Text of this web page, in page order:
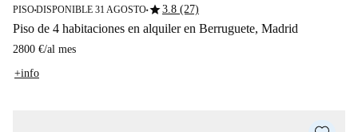
PISO■DISPONIBLE 31 AGOSTO■star3.8 (27)
Piso de 4 habitaciones en alquiler en Berruguete, Madrid
2800 €/al mes
+info